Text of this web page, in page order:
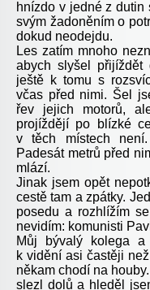
hnízdo v jedné z dutin
svým žadoněním o
dokud neodejdu.
Les zatím mnoho
abych slyšel přijíždět
ještě k tomu s
včas před nimi. Šel
řev jejich motorů,
projíždějí po blízké
v těch místech
Padesát metrů před
mlází.
Jinak jsem opět
cestě tam a zpátky.
posedu a rozhlížím
nevidím: komunisti
Můj bývalý kolega
k vidění asi častěji
někam chodí na
slezl dolů a hleděl